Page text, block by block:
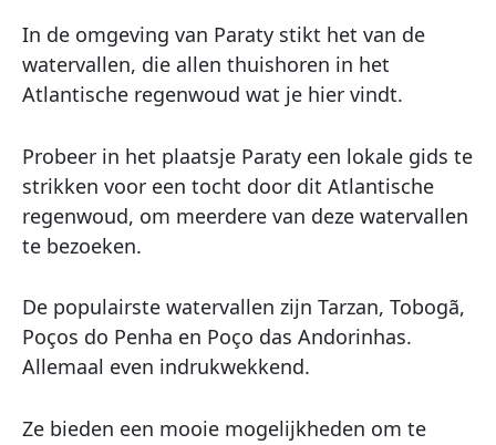
In de omgeving van Paraty stikt het van de
watervallen, die allen thuishoren in het
Atlantische regenwoud wat je hier vindt.
Probeer in het plaatsje Paraty een lokale gids te
strikken voor een tocht door dit Atlantische
regenwoud, om meerdere van deze watervallen
te bezoeken.
De populairste watervallen zijn Tarzan, Tobogã,
Poços do Penha en Poço das Andorinhas.
Allemaal even indrukwekkend.
Ze bieden een mooie mogelijkheden om te